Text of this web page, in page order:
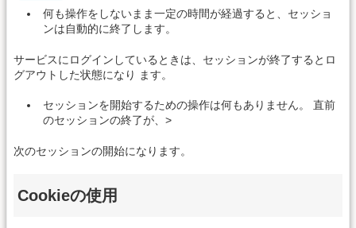
何も操作をしないまま一定の時間が経過すると、セッショ
ンは自動的に終了します。
サービスにログインしているときは、セッションが終了するとロ
グアウトした状態になり ます。
セッションを開始するための操作は何もありません。 直前
のセッションの終了が、>
次のセッションの開始になります。
Cookieの使用